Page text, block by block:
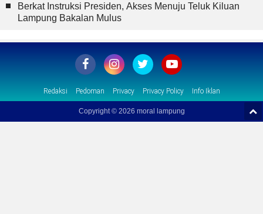
Berkat Instruksi Presiden, Akses Menuju Teluk Kiluan
Lampung Bakalan Mulus
Redaksi Pedoman Privacy Privacy Policy Info Iklan
Copyright © 2026 moral lampung